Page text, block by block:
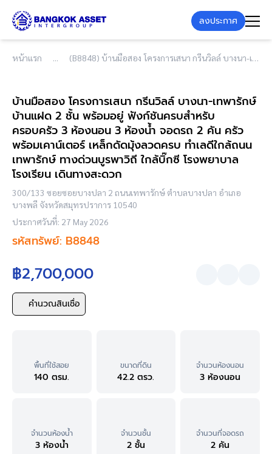
ลงประกาศ
หน้าแรก (B8848) บ้านมือสอง โครงการเสนา กรีนวิลล์ บางนา-เทพารักษ์ บ้านแฝด 2 ชั้น พร้อมอยู่ ฟังก์ชันครบสำหรับครอบครัว 3 ห้องนอน 3 ห้องน้ำ จอดรถ 2 คัน ครัวพร้อมเคาน์เตอร์ เหล็กดัดมุ้งลวดครบ ทำเลดีใกล้ถนนเทพารักษ์ ทางด่วนบูรพาวิถี ใกล้บิ๊กซี โรงพยาบาล โรงเรียน เดินทางสะดวก
บ้านมือสอง โครงการเสนา กรีนวิลล์ บางนา-เทพารักษ์
บ้านแฝด 2 ชั้น พร้อมอยู่ ฟังก์ชันครบสำหรับ
ครอบครัว 3 ห้องนอน 3 ห้องน้ำ จอดรถ 2 คัน ครัว
พร้อมเคาน์เตอร์ เหล็กดัดมุ้งลวดครบ ทำเลดีใกล้ถนน
เทพารักษ์ ทางด่วนบูรพาวิถี ใกล้บิ๊กซี โรงพยาบาล
โรงเรียน เดินทางสะดวก
300/133 ซอยซอยบางปลา 2 ถนนเทพารักษ์ ตำบลบางปลา อำเภอ
บางพลี จังหวัดสมุทรปราการ 10540
ประกาศวันที่: 27 May 2026
รหัสทรัพย์: B8848
฿2,700,000
คำนวณสินเชื่อ
พื้นที่ใช้สอย
140 ตรม.
ขนาดที่ดิน
42.2 ตรว.
จำนวนห้องนอน
3 ห้องนอน
จำนวนห้องน้ำ
3 ห้องน้ำ
จำนวนชั้น
2 ชั้น
จำนวนที่จอดรถ
2 คัน